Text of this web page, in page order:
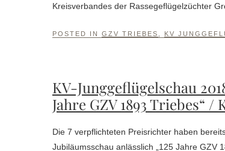
Kreisverbandes der Rassegeflügelzüchter
POSTED IN GZV TRIEBES KV
KV-Junggeflügelschau
Jahre GZV 1893 Triebes“ /
Die 7 verpflichteten Preisrichter haben
Jubiläumsschau anlässlich „125 Jahre GZV